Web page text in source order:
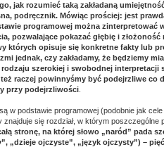
jak rozumieć taką zakładaną
podręcznik. Mówiąc prościej: jest
programowej można zinterpretować
pozwalające pokazać głębię i
których opisuje się konkretne fakty lub
jednak, czy zakładamy, że będziemy
szerokiej i swobodnej interpretacji
raczej powinnyśmy być podejrzliwe co
przy podejrzliwości
w podstawie programowej (podobnie jak
się rozdział, w którym poszczególne
stronę, na której słowo „naród” pada
„dzieje ojczyste”, „język ojczysty”) –